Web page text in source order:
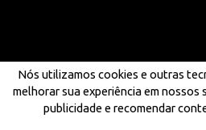
Nós utilizamos cookies e outras
melhorar sua experiência em nossos
publicidade e recomendar